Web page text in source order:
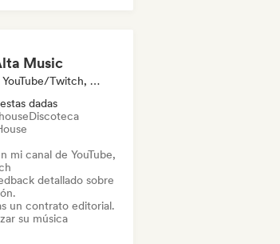
Music
Canal De YouTube/Twitch, Etiqueta, Medios De Comunicación/Periodista, Editor, Experto En Sonido
dadas
Discoteca
mi canal de YouTube,
detallado sobre
un contrato editorial.
su música